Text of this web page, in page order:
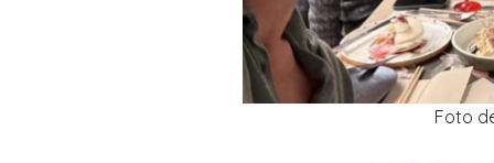
Foto